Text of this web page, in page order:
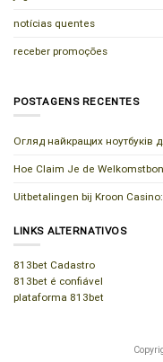
notícias quentes
receber promoções
POSTAGENS RECENTES
Огляд найкращих ноутбуків
Hoe Claim Je de
Uitbetalingen bij Kroon
LINKS ALTERNATIVOS
813bet Cadastro
813bet é confiável
plataforma 813bet